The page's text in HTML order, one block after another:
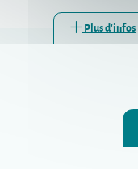
Plus d'infos